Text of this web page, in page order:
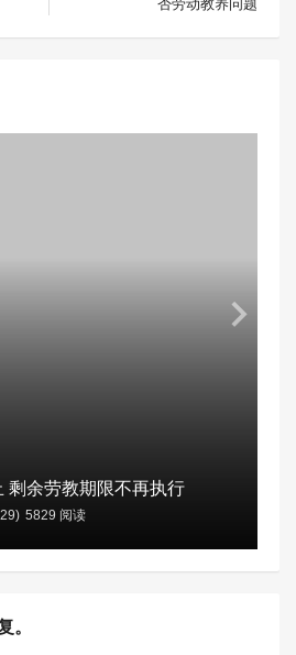
否劳动教养问题
剩余劳教期限不再执行
5829 阅读
。